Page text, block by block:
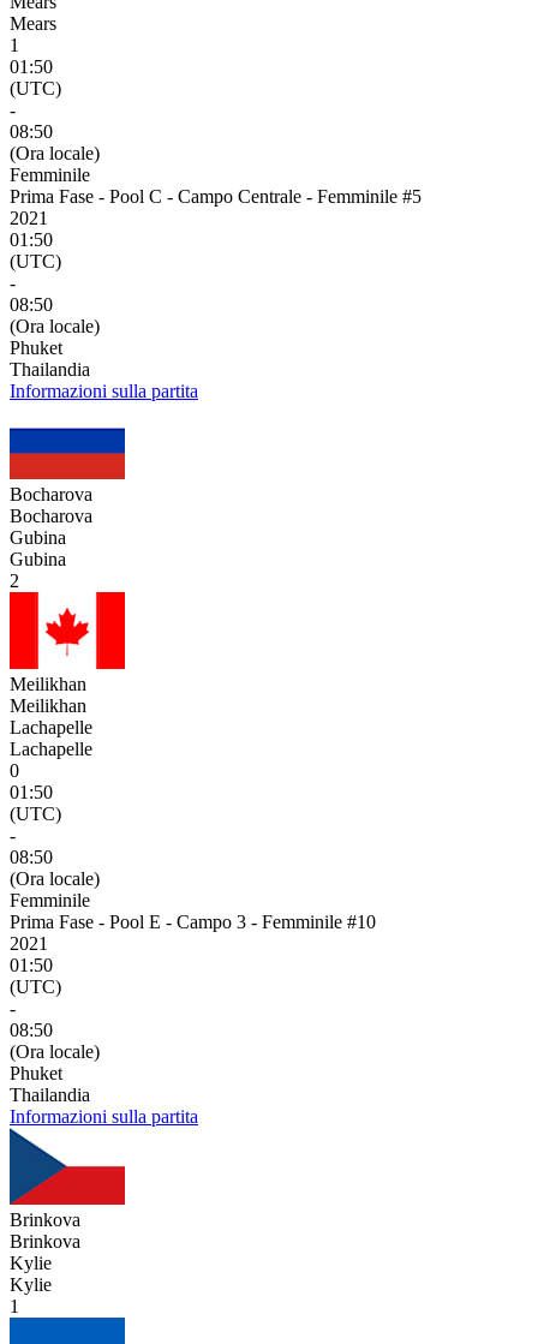
Mears
1
01:50
(UTC)
-
08:50
(Ora locale)
Femminile
Prima Fase - Pool C - Campo Centrale - Femminile #5
2021
01:50
(UTC)
-
08:50
(Ora locale)
Phuket
Thailandia
Informazioni sulla partita
Bocharova
Bocharova
Gubina
Gubina
2
Meilikhan
Meilikhan
Lachapelle
Lachapelle
0
01:50
(UTC)
-
08:50
(Ora locale)
Femminile
Prima Fase - Pool E - Campo 3 - Femminile #10
2021
01:50
(UTC)
-
08:50
(Ora locale)
Phuket
Thailandia
Informazioni sulla partita
Brinkova
Brinkova
Kylie
Kylie
1